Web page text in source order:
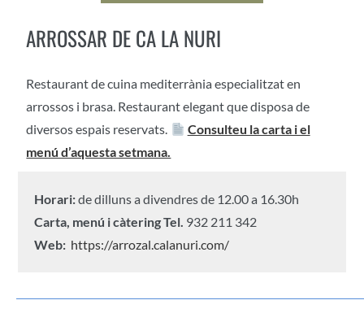
ARROSSAR DE CA LA NURI
Restaurant de cuina mediterrània especialitzat en
arrossos i brasa. Restaurant elegant que disposa de
diversos espais reservats.
Consulteu la carta i el
menú d’aquesta setmana.
Horari:de dilluns a divendres de 12.00 a 16.30h
Carta, menú i càteringTel. 932 211 342
Web: https://arrozal.calanuri.com/